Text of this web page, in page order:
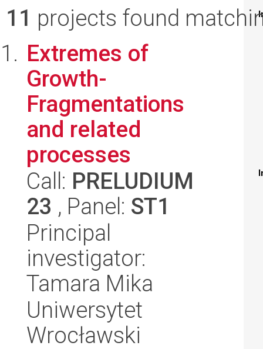
11 projects found
Extremes of
Growth-
Fragmentations
and related
processes
Call: PRELUDIUM
23 , Panel: ST1
Principal
investigator:
Tamara Mika
Uniwersytet
Wrocławski